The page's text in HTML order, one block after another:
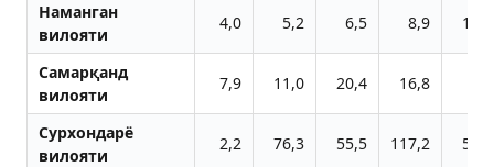
Наманган
вилояти
4,0 5,2 6,5 8,9 11,2
Самарқанд
вилояти
7,9 11,0 20,4 16,8
Сурхондарё
вилояти
2,2 76,3 55,5 117,2 58,0